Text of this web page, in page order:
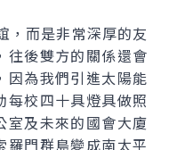
而是非常深厚的友
往後雙方的關係還會
因為我們引進太陽能
每校四十具燈具做照
室及未來的國會大廈
羅門群島變成南太平